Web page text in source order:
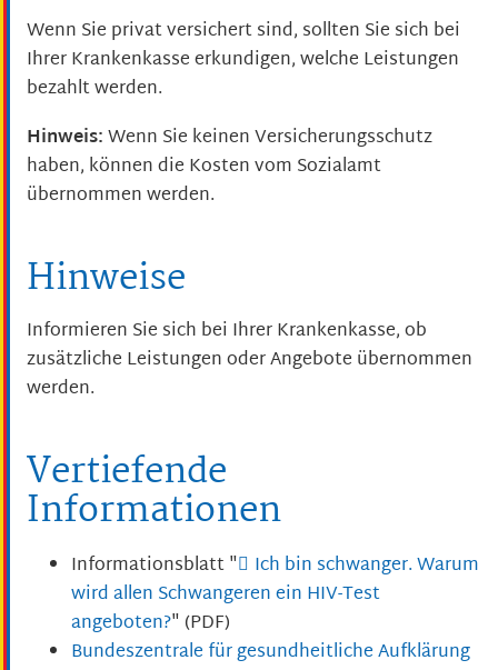
Wenn Sie privat versichert sind, sollten Sie sich bei
Ihrer Krankenkasse erkundigen, welche Leistungen
bezahlt werden.
Hinweis:Wenn Sie keinen Versicherungsschutz
haben, können die Kosten vom Sozialamt
übernommen werden.
Hinweise
Informieren Sie sich bei Ihrer Krankenkasse, ob
zusätzliche Leistungen oder Angebote übernommen
werden.
Vertiefende
Informationen
Informationsblatt " Ich bin schwanger. Warum
wird allen Schwangeren ein HIV-Test
angeboten?" (PDF)
Bundeszentrale für gesundheitliche Aufklärung